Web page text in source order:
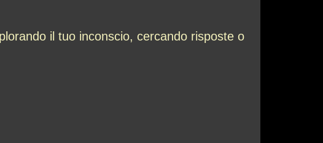
il tuo inconscio, cercando risposte o